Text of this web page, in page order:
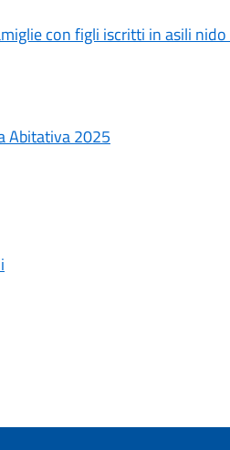
con figli iscritti in asili
Abitativa 2025